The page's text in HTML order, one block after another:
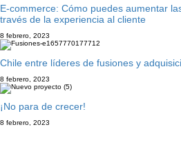
E-commerce: Cómo puedes aumentar
través de la experiencia al cliente
8 febrero, 2023
Chile entre líderes de fusiones y
8 febrero, 2023
¡No para de crecer!
8 febrero, 2023